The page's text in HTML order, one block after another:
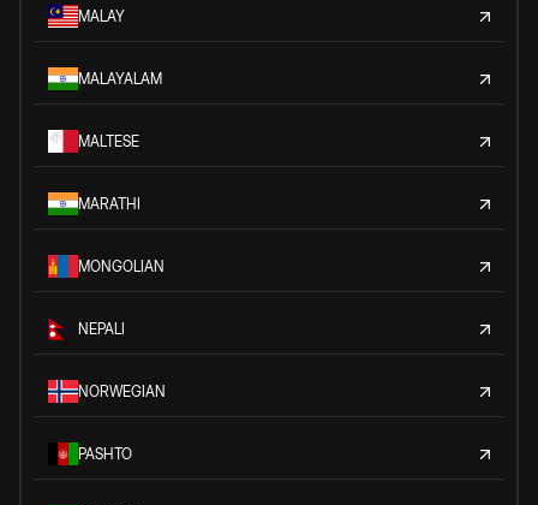
MALAY
MALAYALAM
MALTESE
MARATHI
MONGOLIAN
NEPALI
NORWEGIAN
PASHTO